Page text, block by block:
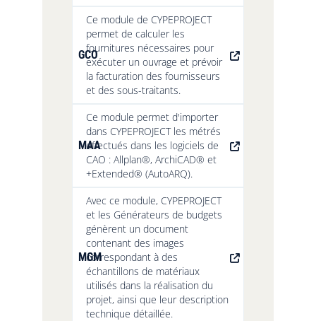
GCO
Ce module de CYPEPROJECT
permet de calculer les
fournitures nécessaires pour
exécuter un ouvrage et prévoir
la facturation des fournisseurs
et des sous-traitants.
MAA
Ce module permet d'importer
dans CYPEPROJECT les métrés
effectués dans les logiciels de
CAO : Allplan®, ArchiCAD® et
+Extended® (AutoARQ).
MGM
Avec ce module, CYPEPROJECT
et les Générateurs de budgets
génèrent un document
contenant des images
correspondant à des
échantillons de matériaux
utilisés dans la réalisation du
projet, ainsi que leur description
technique détaillée.